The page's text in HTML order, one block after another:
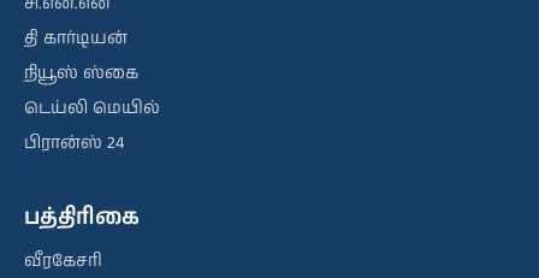
தி கார்டியன்
நியூஸ் ஸ்கை
டெய்லி மெயில்
பிரான்ஸ் 24
பத்திரிகை
வீரகேசரி